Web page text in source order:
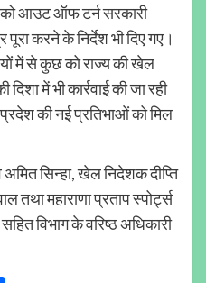
आउट ऑफ टर्न सरकारी
करने के निर्देश भी दिए गए।
में से कुछ को राज्य की खेल
में भी कार्रवाई की जा रही
की नई प्रतिभाओं को मिल
सिन्हा, खेल निदेशक दीप्ति
महाराणा प्रताप स्पोर्ट्स
विभाग के वरिष्ठ अधिकारी